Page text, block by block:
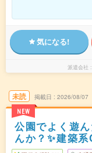
気になる!
派遣会社
未読
NEW
掲載日 2026/08/07
公園でよく遊
んか？✨建築